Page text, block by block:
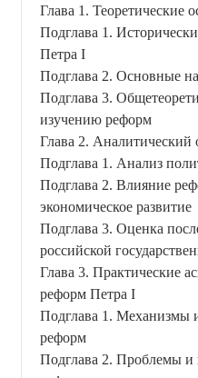
Глава 1. Теоретические
Подглава 1.
Петра I
Подглава 2. Основные
Подглава 3.
изучению реформ
Глава 2. Аналитический
Подглава 1. Анализ
Подглава 2. Влияние
экономическое развитие
Подглава 3. Оценка
российской
Глава 3. Практические
реформ Петра I
Подглава 1. Механизмы
реформ
Подглава 2. Проблемы и